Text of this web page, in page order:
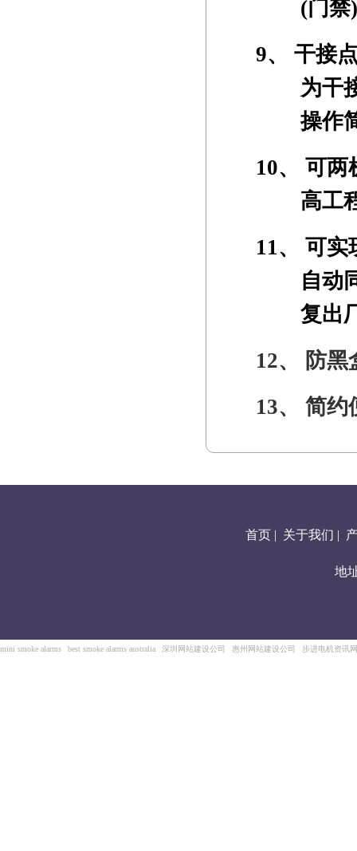
(门禁)
9、 干接
为干
操作
10、 可两
高工
11、 可实
自动
复出
12、
防黑
13、 简约
首页| 关于我们 |
地
mini smoke alarms best smoke alarms australia 深圳网站建设公司 惠州网站建设公司 步进电机资讯网